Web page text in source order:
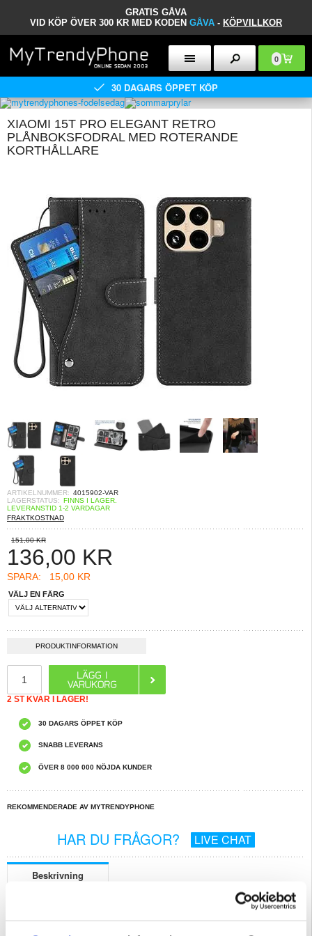
GRATIS GÅVA
VID KÖP ÖVER 300 KR MED KODEN GÅVA - KÖPVILLKOR
0
30 DAGARS ÖPPET KÖP
XIAOMI 15T PRO ELEGANT RETRO
PLÅNBOKSFODRAL MED ROTERANDE
KORTHÅLLARE
ARTIKELNUMMER: 4015902-VAR
LAGERSTATUS: FINNS I LAGER.
LEVERANSTID 1-2 VARDAGAR
FRAKTKOSTNAD
151,00 KR
136,00 KR
SPARA: 15,00 KR
VÄLJ EN FÄRG
PRODUKTINFORMATION
2 ST KVAR I LAGER!
30 DAGARS ÖPPET KÖP
SNABB LEVERANS
ÖVER 8 000 000 NÖJDA KUNDER
REKOMMENDERADE AV MYTRENDYPHONE
HAR DU FRÅGOR? LIVE CHAT
Beskrivning
Elegant retro plånboksfodral med roterande korthållare och stativfunktion för